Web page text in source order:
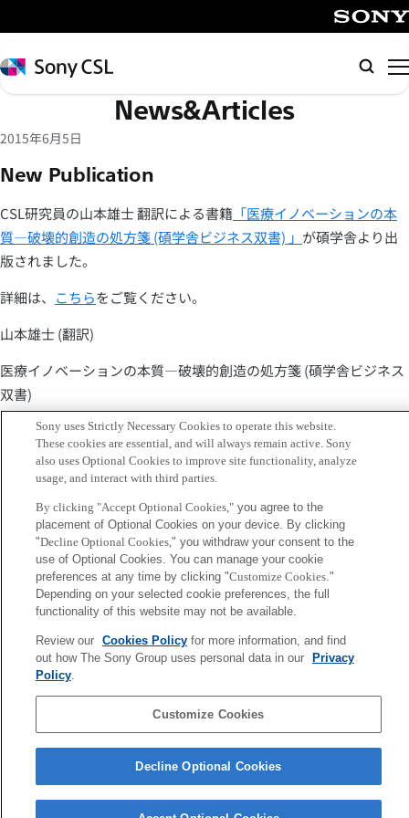
イ
ン
コ
テ
ツ
ス
キ
ッ
プ
Sony
CSL
検
索
News&Articles
2015年6月5日
New Publication
CSL研究員の山本雄士 翻訳による書籍 「医療イノベーションの本
質―破壊的創造の処方箋 (碩学舎ビジネス双書) 」 が碩学舎より出
版されました。
詳細は、 こちらをご覧ください。
山本雄士 (翻訳)
医療イノベーションの本質―破壊的創造の処方箋 (碩学舎ビジネス
双書)
単行本: 536ページ
出版社: 碩学舎 (2015/5/14)
言語: 日本語
ISBN-10: 4502125911
ISBN-13: 978-4502125911
発売日： 2015/5/14
Back to Index
会社概要 アクセス ご利用条件 プライバシーポリシー
Copyright ©1994–2026 Sony Computer Science Laboratories, Inc.,
Sony uses Strictly Necessary Cookies to operate this website.
These cookies are essential, and will always remain active. Sony
also uses Optional Cookies to improve site functionality, analyze
usage, and interact with third parties.
By clicking "Accept Optional Cookies,"you agree to the
placement of Optional Cookies on your device. By clicking
"Decline Optional Cookies," you withdraw your consent to the
use of Optional Cookies. You can manage your cookie
preferences at any time by clicking "Customize Cookies."
Depending on your selected cookie preferences, the full
functionality of this website may not be available.
Review our Cookies Policyfor more information, and find
out how The Sony Group uses personal data in our
Privacy
Policy.
Customize Cookies
Decline Optional Cookies